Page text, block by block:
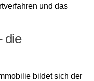
und das
die
bildet sich der